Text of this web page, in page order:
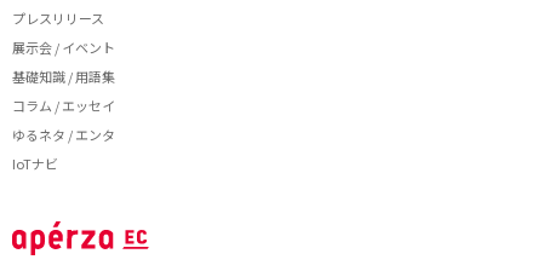
プレスリリース
展示会 / イベント
基礎知識 / 用語集
コラム / エッセイ
ゆるネタ / エンタ
IoTナビ